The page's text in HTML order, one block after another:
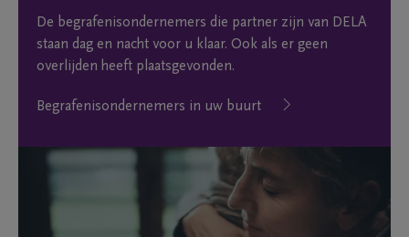
De begrafenisondernemers die partner zijn van DELA
staan dag en nacht voor u klaar. Ook als er geen
overlijden heeft plaatsgevonden.
Begrafenisondernemers in uw buurt